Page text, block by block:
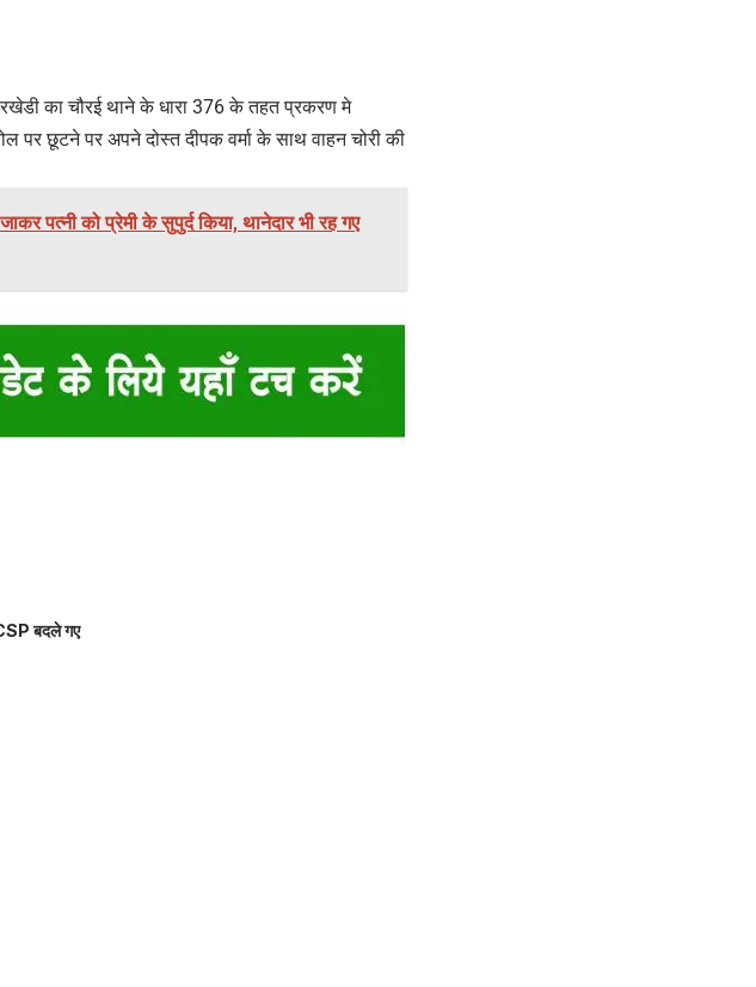
का चौरई थाने के धारा 376 के तहत प्रकरण मे
पर छूटने पर अपने दोस्त दीपक वर्मा के साथ वाहन चोरी की
पत्नी को प्रेमी के सुपुर्द किया, थानेदार भी रह गए
बदले गए